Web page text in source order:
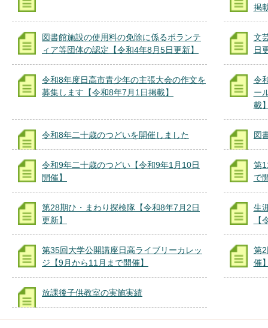
掲
図書館施設の使用料の免除に係るボランテ
ィア等団体の認定【令和4年8月5日更新】
文
日
令和8年度日高市青少年の主張大会の作文を
募集します【令和8年7月1日掲載】
令
ー
載
令和8年二十歳のつどいを開催しました 図
令和9年二十歳のつどい【令和9年1月10日
開催】
第
で
第28期ひ・まわり探検隊【令和8年7月2日
更新】
生
【
第35回大学公開講座日高ライブリーカレッ
ジ【9月から11月まで開催】
第
催
放課後子供教室の実施実績